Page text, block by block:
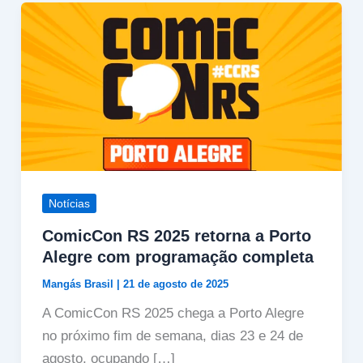
Notícias
ComicCon RS 2025 retorna a Porto
Alegre com programação completa
Mangás Brasil 21 de agosto de 2025
A ComicCon RS 2025 chega a Porto Alegre
no próximo fim de semana, dias 23 e 24 de
agosto, ocupando […]